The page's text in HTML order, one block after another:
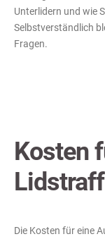
Unterlidern und wie
Selbstverständlich
Fragen.
Kosten
Die Kosten für eine